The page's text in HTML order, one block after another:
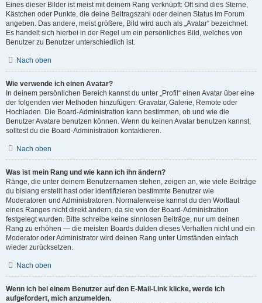
Eines dieser Bilder ist meist mit deinem Rang verknüpft: Oft sind dies Sterne,
Kästchen oder Punkte, die deine Beitragszahl oder deinen Status im Forum
angeben. Das andere, meist größere, Bild wird auch als „Avatar“ bezeichnet.
Es handelt sich hierbei in der Regel um ein persönliches Bild, welches von
Benutzer zu Benutzer unterschiedlich ist.
Nach oben
Wie verwende ich einen Avatar?
In deinem persönlichen Bereich kannst du unter „Profil“ einen Avatar über eine
der folgenden vier Methoden hinzufügen: Gravatar, Galerie, Remote oder
Hochladen. Die Board-Administration kann bestimmen, ob und wie die
Benutzer Avatare benutzen können. Wenn du keinen Avatar benutzen kannst,
solltest du die Board-Administration kontaktieren.
Nach oben
Was ist mein Rang und wie kann ich ihn ändern?
Ränge, die unter deinem Benutzernamen stehen, zeigen an, wie viele Beiträge
du bislang erstellt hast oder identifizieren bestimmte Benutzer wie
Moderatoren und Administratoren. Normalerweise kannst du den Wortlaut
eines Ranges nicht direkt ändern, da sie von der Board-Administration
festgelegt wurden. Bitte schreibe keine sinnlosen Beiträge, nur um deinen
Rang zu erhöhen — die meisten Boards dulden dieses Verhalten nicht und ein
Moderator oder Administrator wird deinen Rang unter Umständen einfach
wieder zurücksetzen.
Nach oben
Wenn ich bei einem Benutzer auf den E-Mail-Link klicke, werde ich
aufgefordert, mich anzumelden.